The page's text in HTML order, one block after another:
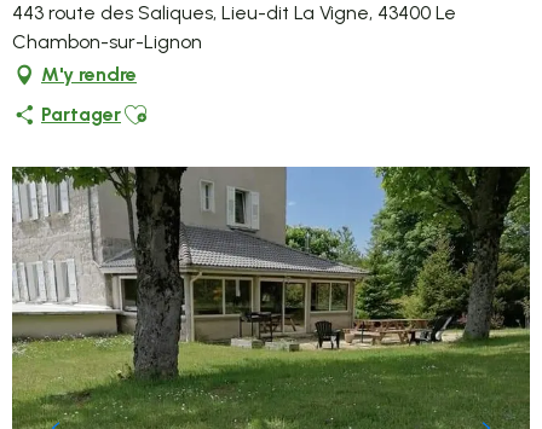
443 route des Saliques, Lieu-dit La Vigne, 43400 Le
Chambon-sur-Lignon
M'y rendre
PartagerAjouter aux favoris